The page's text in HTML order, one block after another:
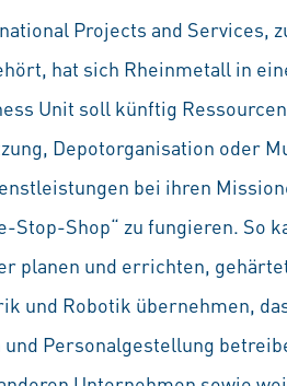
Projects and Services,
hat sich Rheinmetall in
Unit soll künftig
Depotorganisation oder
bei ihren
Stop-Shop“ zu fungieren. So
planen und errichten,
und Robotik übernehmen,
Personalgestellung